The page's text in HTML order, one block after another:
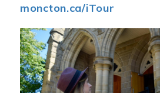
moncton.ca/iTour